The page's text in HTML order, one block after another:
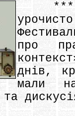
*** 25
про
днів,
мали
та